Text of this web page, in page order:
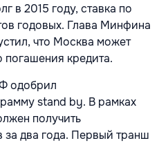
в 2015 году, ставка по
годовых. Глава Минфина
что Москва может
погашения кредита.
одобрил
stand by. В рамках
получить
за два года. Первый транш